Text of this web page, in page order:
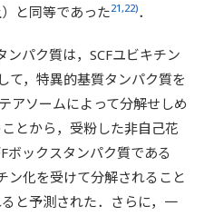
と同等であった21,22)．
パク質は，SCFユビキチン
て，特異的基質タンパク質を
アソームによって分解せしめ
とから，受粉した非自己花
ボックスタンパク質である
ン化を受けて分解されること
と予測された．さらに，一